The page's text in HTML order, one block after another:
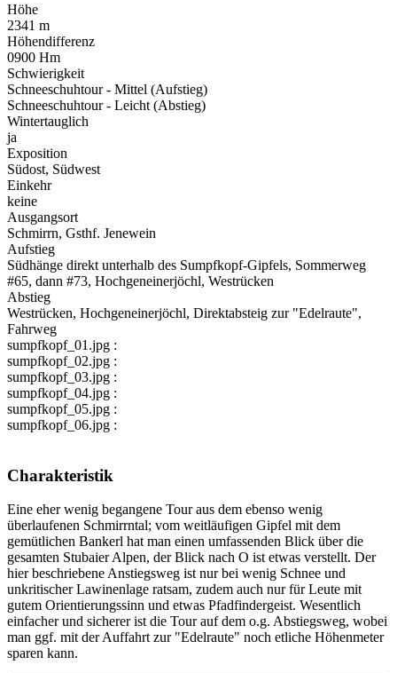
Höhe
2341 m
Höhendifferenz
0900 Hm
Schwierigkeit
Schneeschuhtour - Mittel (Aufstieg)
Schneeschuhtour - Leicht (Abstieg)
Wintertauglich
ja
Exposition
Südost, Südwest
Einkehr
keine
Ausgangsort
Schmirrn, Gsthf. Jenewein
Aufstieg
Südhänge direkt unterhalb des Sumpfkopf-Gipfels, Sommerweg
#65, dann #73, Hochgeneinerjöchl, Westrücken
Abstieg
Westrücken, Hochgeneinerjöchl, Direktabsteig zur "Edelraute",
Fahrweg
sumpfkopf_01.jpg :
sumpfkopf_02.jpg :
sumpfkopf_03.jpg :
sumpfkopf_04.jpg :
sumpfkopf_05.jpg :
sumpfkopf_06.jpg :
Charakteristik
Eine eher wenig begangene Tour aus dem ebenso wenig
überlaufenen Schmirrntal; vom weitläufigen Gipfel mit dem
gemütlichen Bankerl hat man einen umfassenden Blick über die
gesamten Stubaier Alpen, der Blick nach O ist etwas verstellt. Der
hier beschriebene Anstiegsweg ist nur bei wenig Schnee und
unkritischer Lawinenlage ratsam, zudem auch nur für Leute mit
gutem Orientierungssinn und etwas Pfadfindergeist. Wesentlich
einfacher und sicherer ist die Tour auf dem o.g. Abstiegsweg, wobei
man ggf. mit der Auffahrt zur "Edelraute" noch etliche Höhenmeter
sparen kann.